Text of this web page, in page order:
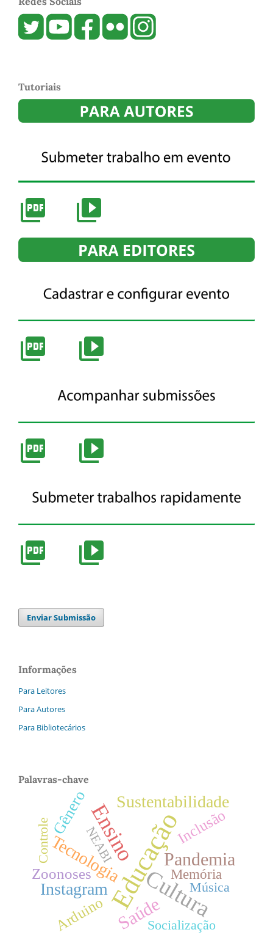
Tutoriais
Enviar Submissão
Informações
Para Leitores
Para Autores
Para Bibliotecários
Palavras-chave
Educação
Cultura
Ensino Pandemia
Saúde
Tecnologia
Instagram
Sustentabilidade
Gênero
Zoonoses
Arduino
Inclusão
Memória
Música
Socialização
Controle NEABI